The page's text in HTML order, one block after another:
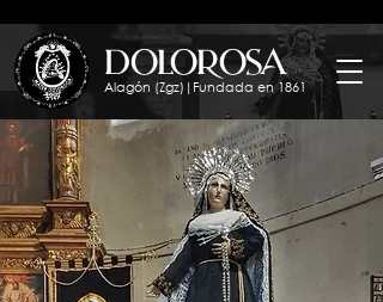
Alagón (Zgz)|Fundada en 1861
dolorosa